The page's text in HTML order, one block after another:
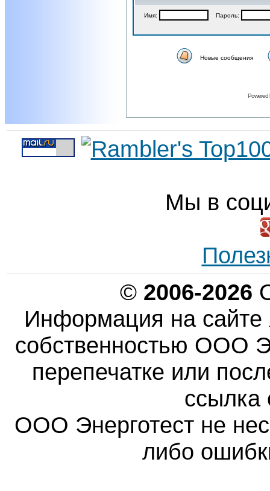
Имя: Пароль:
Новые сообщения
Powered
Мы в
© 2006-2026
Информация на сайте
собственностью ООО
перепечатке или
ссылка
ООО Энерготест не
либо